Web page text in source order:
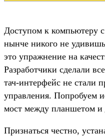
Доступом к компьютеру
нынче никого не
это упражнение на
Разработчики сделали
тач-интерфейс не стали
управления. Попробуем
мост между планшетом и
Признаться честно,